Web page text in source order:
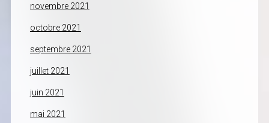
novembre 2021
octobre 2021
septembre 2021
juillet 2021
juin 2021
mai 2021